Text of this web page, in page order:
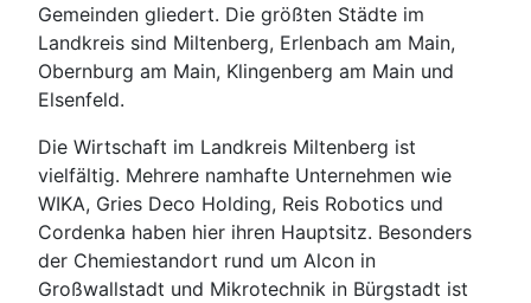
Gemeinden gliedert. Die größten Städte im
Landkreis sind Miltenberg, Erlenbach am Main,
Obernburg am Main, Klingenberg am Main und
Elsenfeld.
Die Wirtschaft im Landkreis Miltenberg ist
vielfältig. Mehrere namhafte Unternehmen wie
WIKA, Gries Deco Holding, Reis Robotics und
Cordenka haben hier ihren Hauptsitz. Besonders
der Chemiestandort rund um Alcon in
Großwallstadt und Mikrotechnik in Bürgstadt ist